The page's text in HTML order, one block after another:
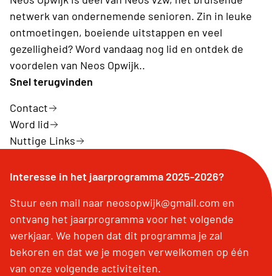
netwerk van ondernemende senioren. Zin in leuke
ontmoetingen, boeiende uitstappen en veel
gezelligheid? Word vandaag nog lid en ontdek de
voordelen van Neos Opwijk..
Snel terugvinden
Contact
Word lid
Nuttige Links
Interesse in het jaarprogramma 2025-2026?
Stuur een mail naar neosopwijk@gmail.com en
ontvang het jaarprogramma voor het volgende
werkjaar. We hopen dat dit programma je zal
bekoren en dat we je mogen verwelkomen op één
van onze volgende activiteiten.